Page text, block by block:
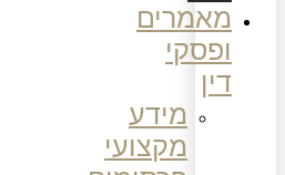
מאמרים
ופסקי
דין
מידע
מקצועי